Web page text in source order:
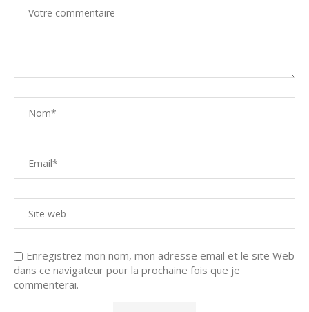
Enregistrez mon nom, mon adresse email et le site Web
dans ce navigateur pour la prochaine fois que je
commenterai.